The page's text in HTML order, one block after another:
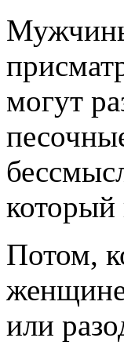
могут
который
Потом,
или